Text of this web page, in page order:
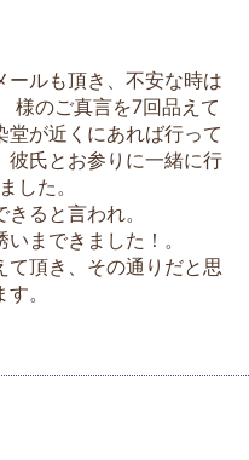
ールも頂き、不安な時は
様のご真言を7回品えて
が近くにあれば行って
彼氏とお参りに一緒に行
した。
ると言われ。
まできました！。
て頂き、その通りだと思
。